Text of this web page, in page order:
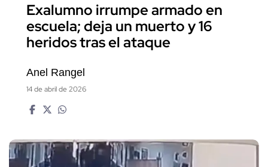
Exalumno irrumpe armado en
escuela; deja un muerto y 16
heridos tras el ataque
Anel Rangel
14 de abril de 2026